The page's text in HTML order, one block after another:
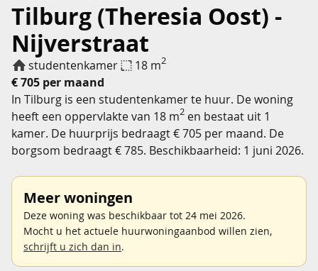
Tilburg (Theresia Oost) -
Nijverstraat
studentenkamer 18 m2
€ 705 per maand
In Tilburg is een studentenkamer te huur. De woning
heeft een oppervlakte van 18 m2 en bestaat uit 1
kamer. De huurprijs bedraagt € 705 per maand. De
borgsom bedraagt € 785. Beschikbaarheid: 1 juni 2026.
Meer woningen
Deze woning was beschikbaar tot 24 mei 2026.
Mocht u het actuele huurwoningaanbod willen zien,
schrijft u zich dan in.